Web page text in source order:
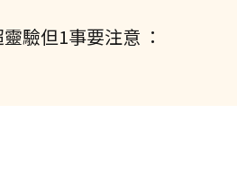
驗但1事要注意 ：